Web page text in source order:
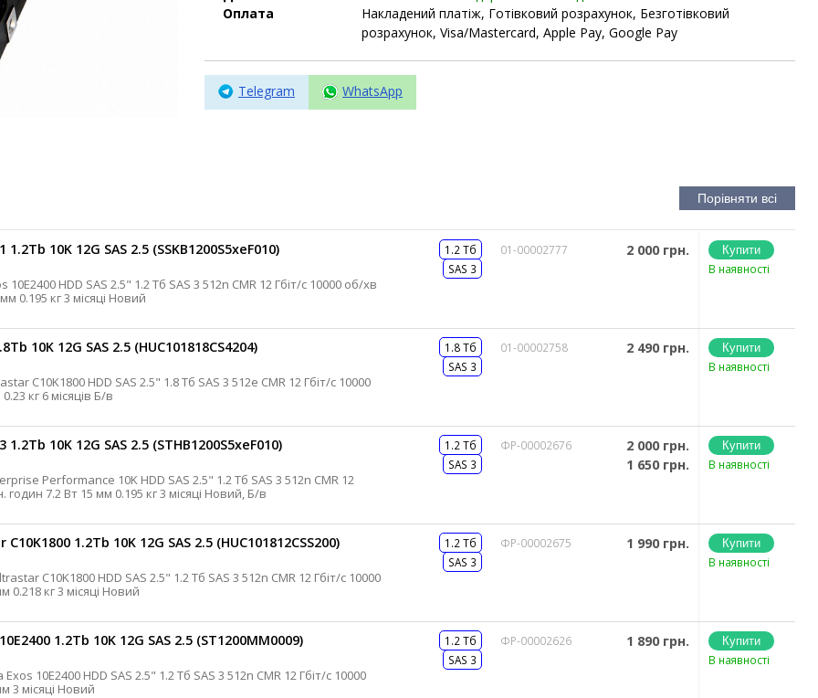
Оплата
Накладений платіж, Готівковий розрахунок, Безготівковий
розрахунок, Visa/Mastercard, Apple Pay, Google Pay
Telegram WhatsApp
10K 12G SAS 2.5 (SSKB1200S5xeF010)
eMLC 256 Мб 2.5 млн. годин 7.2 Вт 15 мм 0.195 кг 3 місяці Новий
1.2 Тб
SAS 3
01-00002777 2 000 грн.
В наявності
10K 12G SAS 2.5 (HUC101818CS4204)
об/хв 128 Мб 2 млн. годин 4 Вт 15 мм 0.23 кг 6 місяців Б/в
1.8 Тб
SAS 3
01-00002758 2 490 грн.
В наявності
10K 12G SAS 2.5 (STHB1200S5xeF010)
Гбіт/с 10000 об/хв eMLC 128 Мб 2 млн. годин 7.2 Вт 15 мм 0.195 кг 3 місяці Новий, Б/в
1.2 Тб
SAS 3
ФР-00002676
2 000 грн.
1 650 грн.
В наявності
1.2Tb 10K 12G SAS 2.5 (HUC101812CSS200)
об/хв 128 Мб 2 млн. годин 5.7 Вт 15 мм 0.218 кг 3 місяці Новий
1.2 Тб
SAS 3
ФР-00002675 1 990 грн.
В наявності
1.2Tb 10K 12G SAS 2.5 (ST1200MM0009)
об/хв 128 Мб 2 млн. годин 6.3 Вт 15 мм 3 місяці Новий
1.2 Тб
SAS 3
ФР-00002626 1 890 грн.
В наявності